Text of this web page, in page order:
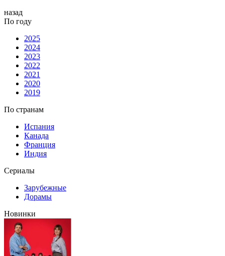
назад
По году
2025
2024
2023
2022
2021
2020
2019
По странам
Испания
Канада
Франция
Индия
Сериалы
Зарубежные
Дорамы
Новинки